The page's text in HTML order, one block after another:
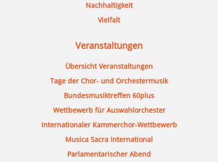
Nachhaltigkeit
Vielfalt
Veranstaltungen
Übersicht Veranstaltungen
Tage der Chor- und Orchestermusik
Bundesmusiktreffen 60plus
Wettbewerb für Auswahlorchester
Internationaler Kammerchor-Wettbewerb
Musica Sacra International
Parlamentarischer Abend